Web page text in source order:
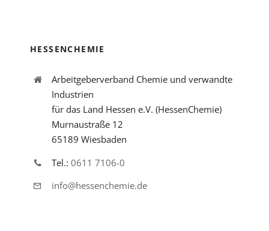
HESSENCHEMIE
Arbeitgeberverband Chemie und verwandte
Industrien
für das Land Hessen e.V. (HessenChemie)
Murnaustraße 12
65189 Wiesbaden
Tel.: 0611 7106-0
info@hessenchemie.de